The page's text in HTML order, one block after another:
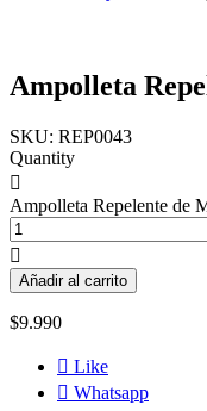
Ampolleta
SKU: REP0043
Quantity
Ampolleta Repelente de
Añadir al carrito
$9.990
Like
Whatsapp